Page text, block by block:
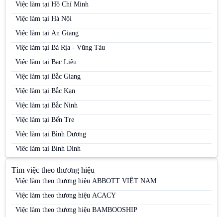
Việc làm tại Hồ Chí Minh
Việc làm tại Hà Nội
Việc làm tại An Giang
Việc làm tại Bà Rịa - Vũng Tàu
Việc làm tại Bạc Liêu
Việc làm tại Bắc Giang
Việc làm tại Bắc Kạn
Việc làm tại Bắc Ninh
Việc làm tại Bến Tre
Việc làm tại Bình Dương
Việc làm tại Bình Định
Việc làm tại Bình Thuận
Việc làm tại Cà Mau
Việc làm tại Cao Bằng
Tìm việc theo thương hiệu
Việc làm theo thương hiệu ABBOTT VIỆT NAM
Việc làm theo thương hiệu ACACY
Việc làm theo thương hiệu BAMBOOSHIP